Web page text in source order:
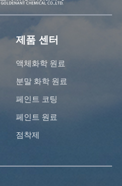
제품 센터
액체화학 원료
분말 화학 원료
페인트 코팅
페인트 원료
점착제